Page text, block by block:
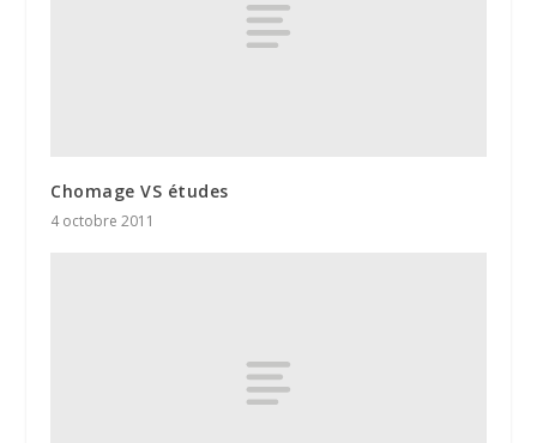
Chomage VS études
4 octobre 2011